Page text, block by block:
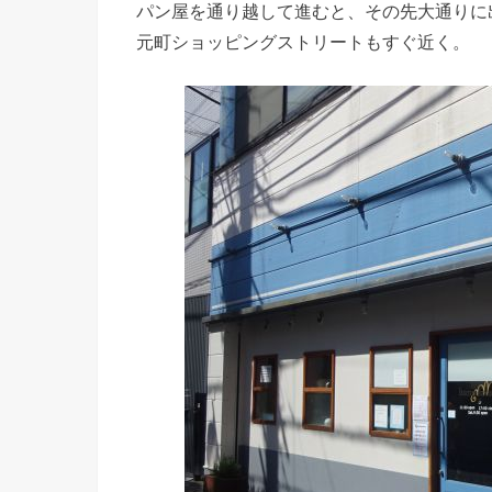
パン屋を通り越して進むと、その先大通り
元町ショッピングストリートもすぐ近く。